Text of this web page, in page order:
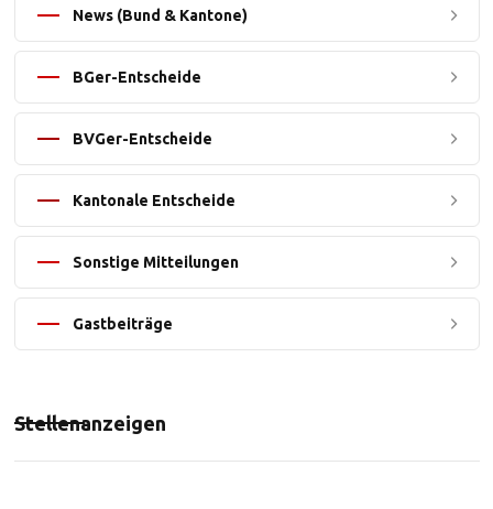
News (Bund & Kantone)
BGer-Entscheide
BVGer-Entscheide
Kantonale Entscheide
Sonstige Mitteilungen
Gastbeiträge
Stellenanzeigen